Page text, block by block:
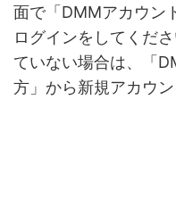
面で「DMMアカウン
ログインをしてくだ
ていない場合は、「
方」から新規アカウン